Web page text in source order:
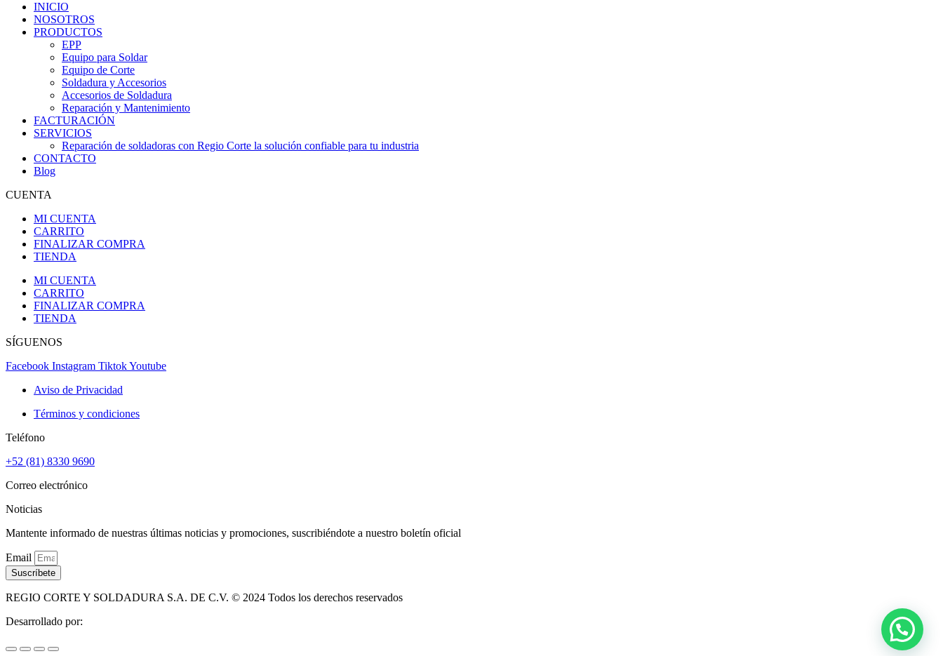
INICIO
NOSOTROS
PRODUCTOS
EPP
Equipo para Soldar
Equipo de Corte
Soldadura y Accesorios
Accesorios de Soldadura
Reparación y Mantenimiento
FACTURACIÓN
SERVICIOS
Reparación de soldadoras con Regio Corte la solución confiable para tu industria
CONTACTO
Blog
CUENTA
MI CUENTA
CARRITO
FINALIZAR COMPRA
TIENDA
MI CUENTA
CARRITO
FINALIZAR COMPRA
TIENDA
SÍGUENOS
Facebook Instagram TiktokYoutube
Aviso de Privacidad
Términos y condiciones
Teléfono
+52 (81) 8330 9690
Correo electrónico
Noticias
Mantente informado de nuestras últimas noticias y promociones, suscribiéndote a nuestro boletín oficial
Email
Suscríbete
REGIO CORTE Y SOLDADURA S.A. DE C.V. © 2024 Todos los derechos reservados
Desarrollado por: